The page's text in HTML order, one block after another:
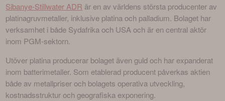
Sibanye-Stillwater ADR är en av världens största producenter av
platinagruvmetaller, inklusive platina och palladium. Bolaget har
verksamhet i både Sydafrika och USA och är en central aktör
inom PGM-sektorn.
Utöver platina producerar bolaget även guld och har expanderat
inom batterimetaller. Som etablerad producent påverkas aktien
både av metallpriser och bolagets operativa utveckling,
kostnadsstruktur och geografiska exponering.